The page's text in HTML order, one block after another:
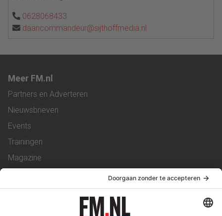
0628068433
daancommandeur@sijthoffmedia.nl
Meer FM.nl
Partners en Adverteren
Nieuwsbrieven
Events
Trainingen
Magazine
Service & Contact